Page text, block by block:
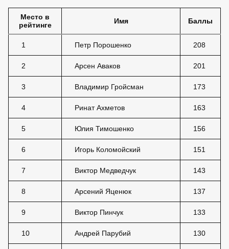
Место в
рейтинге
Имя Баллы
1 Петр Порошенко 208
2 Арсен Аваков 201
3 Владимир Гройсман 173
4 Ринат Ахметов 163
5 Юлия Тимошенко 156
6 Игорь Коломойский 151
7 Виктор Медведчук 143
8 Арсений Яценюк 137
9 Виктор Пинчук 133
10 Андрей Парубий 130